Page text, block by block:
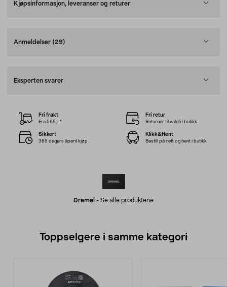
Kjøpsinformasjon, leveranser og returer
Anmeldelser (29)
Eksperten svarer
Dremel - Se alle produktene
Fri frakt
Fra 599,–*
Fri retur
Returner til valgfri butikk
Sikkert
365 dagers åpent kjøp
Klikk&Hent
Bestill på nett og hent i butikk
Toppselgere i samme kategori